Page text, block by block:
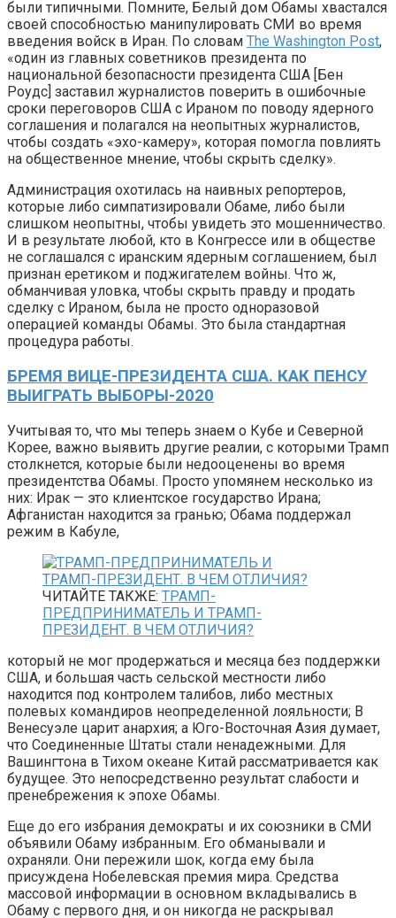
были типичными. Помните, Белый дом Обамы хвастался
своей способностью манипулировать СМИ во время
введения войск в Иран. По словам The Washington Post,
«один из главных советников президента по
национальной безопасности президента США [Бен
Роудс] заставил журналистов поверить в ошибочные
сроки переговоров США с Ираном по поводу ядерного
соглашения и полагался на неопытных журналистов,
чтобы создать «эхо-камеру», которая помогла повлиять
на общественное мнение, чтобы скрыть сделку».
Администрация охотилась на наивных репортеров,
которые либо симпатизировали Обаме, либо были
слишком неопытны, чтобы увидеть это мошенничество.
И в результате любой, кто в Конгрессе или в обществе
не соглашался с иранским ядерным соглашением, был
признан еретиком и поджигателем войны. Что ж,
обманчивая уловка, чтобы скрыть правду и продать
сделку с Ираном, была не просто одноразовой
операцией команды Обамы. Это была стандартная
процедура работы.
БРЕМЯ ВИЦЕ-ПРЕЗИДЕНТА США. КАК ПЕНСУ
ВЫИГРАТЬ ВЫБОРЫ-2020
Учитывая то, что мы теперь знаем о Кубе и Северной
Корее, важно выявить другие реалии, с которыми Трамп
столкнется, которые были недооценены во время
президентства Обамы. Просто упомянем несколько из
них: Ирак — это клиентское государство Ирана;
Афганистан находится за гранью; Обама поддержал
режим в Кабуле,
ЧИТАЙТЕ ТАКЖЕ: ТРАМП-
ПРЕДПРИНИМАТЕЛЬ И ТРАМП-
ПРЕЗИДЕНТ. В ЧЕМ ОТЛИЧИЯ?
который не мог продержаться и месяца без поддержки
США, и большая часть сельской местности либо
находится под контролем талибов, либо местных
полевых командиров неопределенной лояльности; В
Венесуэле царит анархия; а Юго-Восточная Азия думает,
что Соединенные Штаты стали ненадежными. Для
Вашингтона в Тихом океане Китай рассматривается как
будущее. Это непосредственно результат слабости и
пренебрежения к эпохе Обамы.
Еще до его избрания демократы и их союзники в СМИ
объявили Обаму избранным. Его обманывали и
охраняли. Они пережили шок, когда ему была
присуждена Нобелевская премия мира. Средства
массовой информации в основном вкладывались в
Обаму с первого дня, и он никогда не раскрывал